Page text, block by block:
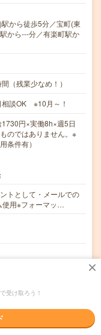
から徒歩5分／宝町(東
から---分／有楽町駅か
（残業少なめ！）
談OK ※10月～！
円×実働8h×週5日
のではありません。※
条件有）
トとして・メールでの
使用※フォーマッ…
コツコツ
受け取ろう！